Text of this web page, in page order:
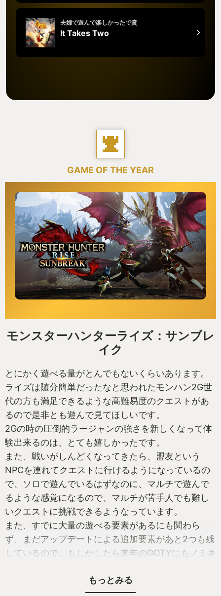
夫婦で遊んで楽しかったで賞
It Takes Two
GAME OF THE YEAR
モンスターハンターライズ：サンブレ
イク
とにかく遊べる量がとんでもないくらいあります。
ライズは随分簡単だったなと思われたモンハン2G世
代の方も満足できるような高難易度のクエストがあ
るので是非とも遊んで見てほしいです。
2Gの時の圧倒的ラージャンの強さを新しくなって体
験出来るのは、とても嬉しかったです。
また、戦いがしんどくなってきたら、盟友という
NPCを連れてクエストに行けるようになっているの
で、ソロで遊んでいるはずなのに、マルチで遊んで
るような感覚になるので、マルチが苦手人でも難し
いクエストに挑戦できるようなっています。
また、すでに大量の遊べる要素があるにも関わら
ず、まだアップデートによる追加要素があと2つも残
しているので、もしかしたら来年のGOTYにもノミネ
久々にやる方も新鮮にモンハン出来ると思うので、
もっとみる